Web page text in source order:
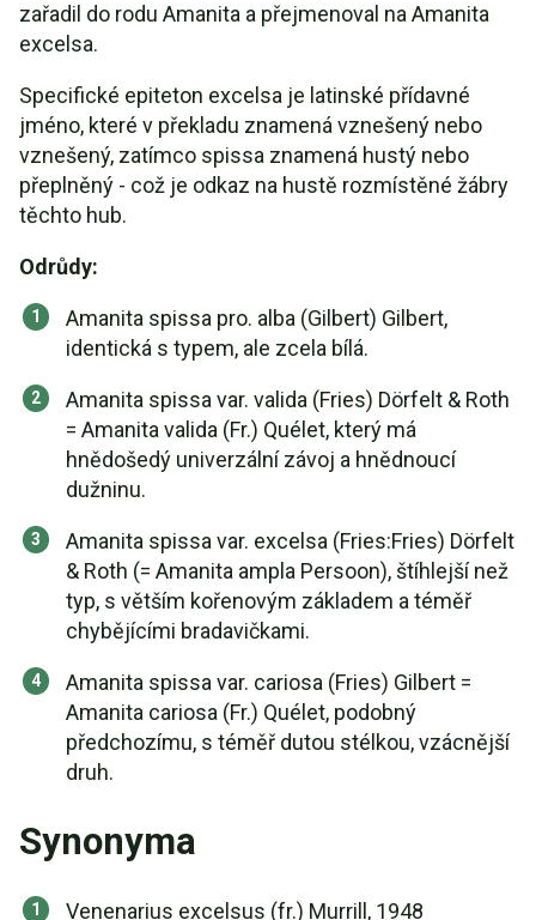
zařadil do rodu Amanita a přejmenoval na Amanita
excelsa.
Specifické epiteton excelsa je latinské přídavné
jméno, které v překladu znamená vznešený nebo
vznešený, zatímco spissa znamená hustý nebo
přeplněný - což je odkaz na hustě rozmístěné žábry
těchto hub.
Odrůdy:
Amanita spissa pro. alba (Gilbert) Gilbert,
identická s typem, ale zcela bílá.
Amanita spissa var. valida (Fries) Dörfelt & Roth
= Amanita valida (Fr.) Quélet, který má
hnědošedý univerzální závoj a hnědnoucí
dužninu.
Amanita spissa var. excelsa (Fries:Fries) Dörfelt
& Roth (= Amanita ampla Persoon), štíhlejší než
typ, s větším kořenovým základem a téměř
chybějícími bradavičkami.
Amanita spissa var. cariosa (Fries) Gilbert =
Amanita cariosa (Fr.) Quélet, podobný
předchozímu, s téměř dutou stélkou, vzácnější
druh.
Synonyma
Venenarius excelsus (fr.) Murrill, 1948